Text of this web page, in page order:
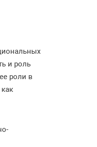
и роль
роли в